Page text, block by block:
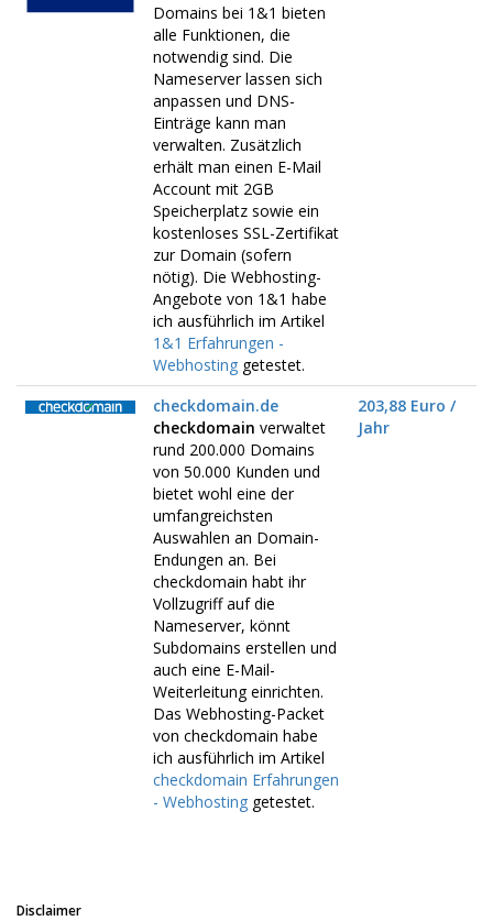
Domains bei 1&1 bieten
alle Funktionen, die
notwendig sind. Die
Nameserver lassen sich
anpassen und DNS-
Einträge kann man
verwalten. Zusätzlich
erhält man einen E-Mail
Account mit 2GB
Speicherplatz sowie ein
kostenloses SSL-Zertifikat
zur Domain (sofern
nötig). Die Webhosting-
Angebote von 1&1 habe
ich ausführlich im Artikel
1&1 Erfahrungen -
Webhosting getestet.
checkdomain.de
checkdomain verwaltet
rund 200.000 Domains
von 50.000 Kunden und
bietet wohl eine der
umfangreichsten
Auswahlen an Domain-
Endungen an. Bei
checkdomain habt ihr
Vollzugriff auf die
Nameserver, könnt
Subdomains erstellen und
auch eine E-Mail-
Weiterleitung einrichten.
Das Webhosting-Packet
von checkdomain habe
ich ausführlich im Artikel
checkdomain Erfahrungen
- Webhosting getestet.
203,88 Euro /
Jahr
Disclaimer